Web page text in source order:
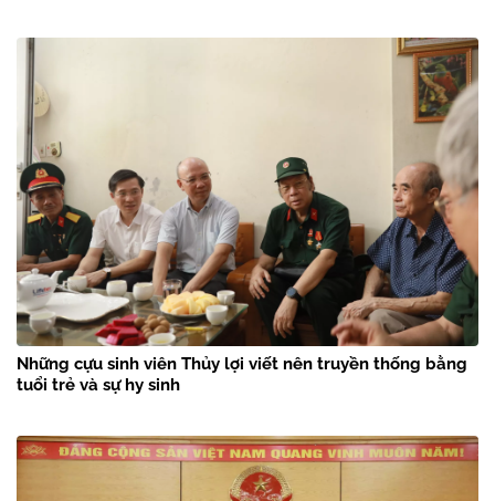
Những cựu sinh viên Thủy lợi viết nên truyền thống bằng
tuổi trẻ và sự hy sinh